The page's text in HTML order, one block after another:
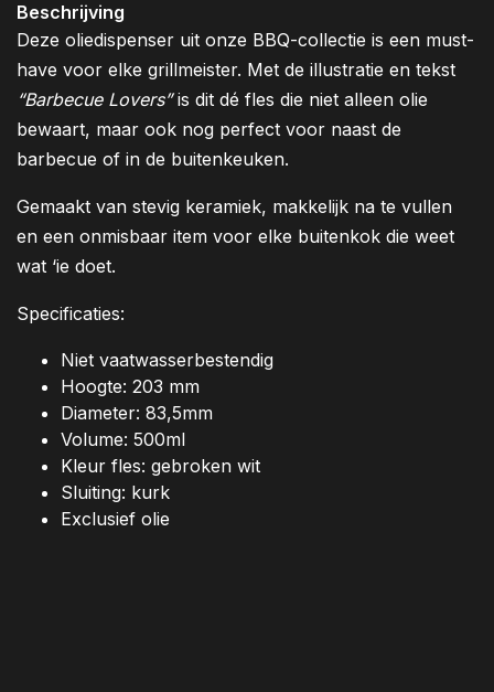
Beschrijving
Deze oliedispenser uit onze BBQ-collectie is een must-
have voor elke grillmeister. Met de illustratie en tekst
“Barbecue Lovers”is dit dé fles die niet alleen olie
bewaart, maar ook nog perfect voor naast de
barbecue of in de buitenkeuken.
Gemaakt van stevig keramiek, makkelijk na te vullen
en een onmisbaar item voor elke buitenkok die weet
wat ‘ie doet.
Specificaties:
Niet vaatwasserbestendig
Hoogte: 203 mm
Diameter: 83,5mm
Volume: 500ml
Kleur fles: gebroken wit
Sluiting: kurk
Exclusief olie